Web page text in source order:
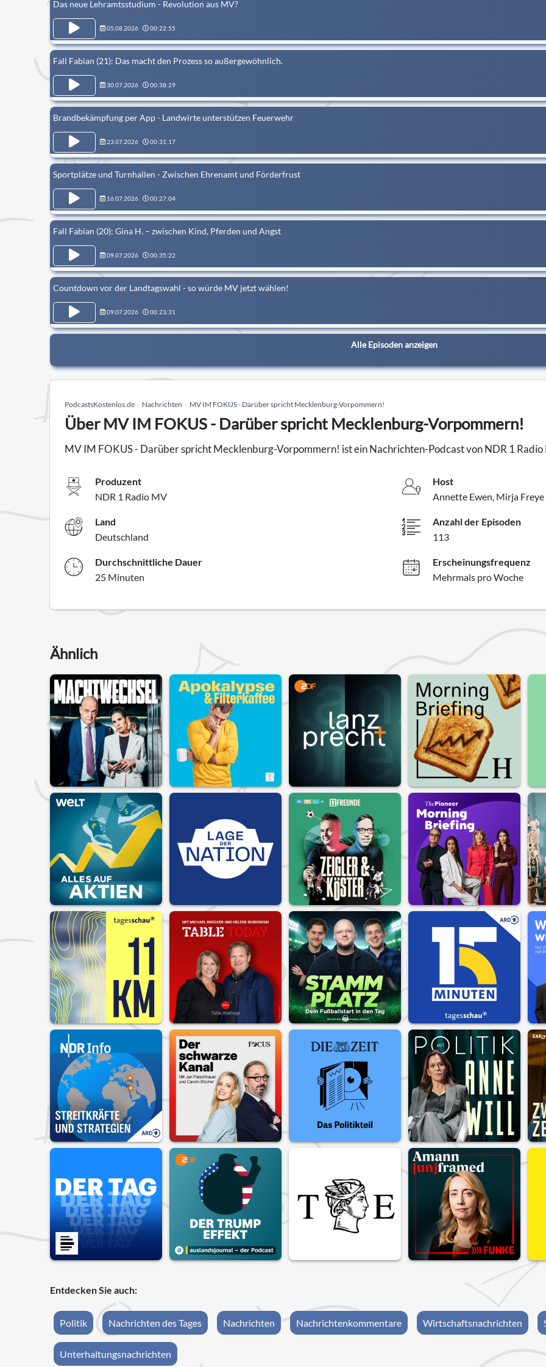
Das neue Lehramtsstudium - Revolution aus MV?
05.08.2026 00:22:55
Fall Fabian (21): Das macht den Prozess so außergewöhnlich.
30.07.2026 00:38:29
Brandbekämpfung per App - Landwirte unterstützen Feuerwehr
23.07.2026 00:31:17
Sportplätze und Turnhallen - Zwischen Ehrenamt und Förderfrust
16.07.2026 00:27:04
Fall Fabian (20): Gina H. – zwischen Kind, Pferden und Angst
09.07.2026 00:35:22
Countdown vor der Landtagswahl - so würde MV jetzt wählen!
09.07.2026 00:23:31
Alle Episoden anzeigen
PodcastsKostenlos.de Nachrichten MV IM FOKUS - Darüber spricht Mecklenburg-Vorpommern!
Über MV IM FOKUS - Darüber spricht Mecklenburg-Vorpommern!
MV IM FOKUS - Darüber spricht Mecklenburg-Vorpommern! ist ein Nachrichten-Podcast von NDR 1
Produzent
NDR 1 Radio MV
Host
Annette Ewen, Mirja Freye
Land
Deutschland
Anzahl der Episoden
113
Durchschnittliche Dauer
25 Minuten
Erscheinungsfrequenz
Mehrmals pro Woche
Ähnlich
Entdecken Sie auch:
Politik Nachrichten des Tages Nachrichten Nachrichtenkommentare Wirtschaftsnachrichten
Unterhaltungsnachrichten